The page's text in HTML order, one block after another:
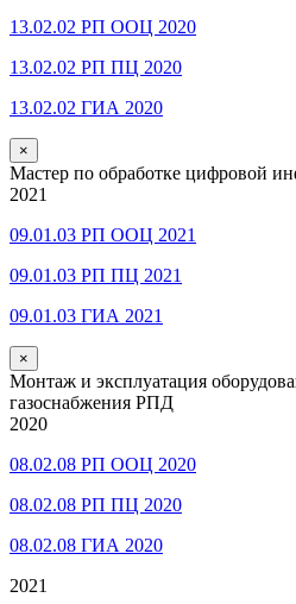
13.02.02 РП ООЦ 2020
13.02.02 РП ПЦ 2020
13.02.02 ГИА 2020
×
Мастер по обработке цифровой
2021
09.01.03 РП ООЦ 2021
09.01.03 РП ПЦ 2021
09.01.03 ГИА 2021
×
Монтаж и эксплуатация
газоснабжения РПД
2020
08.02.08 РП ООЦ 2020
08.02.08 РП ПЦ 2020
08.02.08 ГИА 2020
2021